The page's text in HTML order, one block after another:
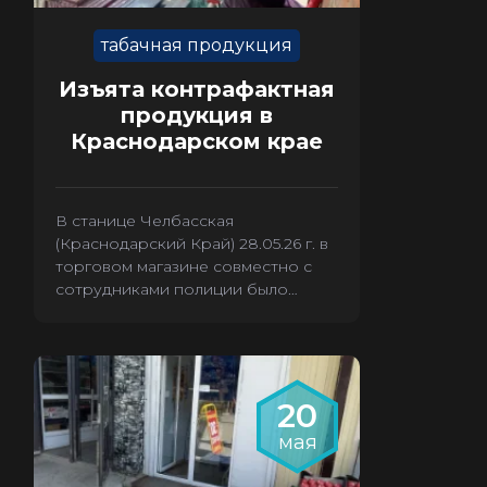
табачная продукция
Изъята контрафактная
продукция в
Краснодарском крае
В станице Челбасская
(Краснодарский Край) 28.05.26 г. в
торговом магазине совместно с
сотрудниками полиции было
20
мая